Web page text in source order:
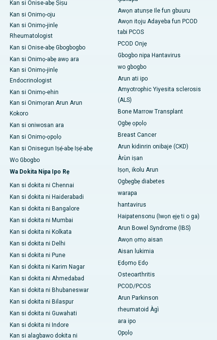
Kan si Onise-abẹ Ṣiṣu
Kan si Onimọ-oju
Kan si Onimọ-jinlẹ
Rheumatologist
Kan si Onise-abẹ Gbogbogbo
Kan si Onimọ-abẹ awọ ara
Kan si Onimọ-jinlẹ
Endocrinologist
Kan si Onimọ-ehin
Kan si Onimọran Arun Arun
Kokoro
Kan si oniwosan ara
Kan si Onimọ-ọpọlọ
Kan si Onisegun Iṣẹ́-abẹ Iṣẹ́-abẹ
Wo Gbogbo
Wa Dokita Nipa Ipo Rẹ
Kan si dokita ni Chennai
Kan si dokita ni Haiderabadi
Kan si dokita ni Bangalore
Kan si dokita ni Mumbai
Kan si dokita ni Kolkata
Kan si dokita ni Delhi
Kan si dokita ni Pune
Kan si dokita ni Karim Nagar
Kan si dokita ni Ahmedabad
Kan si dokita ni Bhubaneswar
Kan si dokita ni Bilaspur
Kan si dokita ni Guwahati
Kan si dokita ni Indore
Kan si alagbawo dokita ni
Awọn atunṣe Ile fun gbuuru
Awọn itọju Adayeba fun PCOD
tabi PCOS
PCOD Onjẹ
Gbogbo nipa Hantavirus
wo gbogbo
Arun ati ipo
Amyotrophic Yiyesita sclerosis
(ALS)
Bone Marrow Transplant
Ọgbẹ ọpọlọ
Breast Cancer
Arun kidinrin onibaje (CKD)
Àrùn iṣan
Iṣọn, ikolu Arun
Ọgbẹgbẹ diabetes
warapa
hantavirus
Haipatensonu (Iwọn ẹjẹ ti o ga)
Arun Bowel Syndrome (IBS)
Awọn ọmọ aisan
Aisan lukimia
Ẹdọmọ Ẹdọ
Osteoarthritis
PCOD/PCOS
Arun Parkinson
rheumatoid Àgì
ara ipo
Ọpọlọ